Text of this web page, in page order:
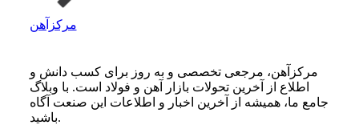
مرکزآهن
مرکزآهن، مرجعی تخصصی و به روز برای کسب دانش و
اطلاع از آخرین تحولات بازار آهن و فولاد است. با وبلاگ
جامع ما، همیشه از آخرین اخبار و اطلاعات این صنعت آگاه
باشید.